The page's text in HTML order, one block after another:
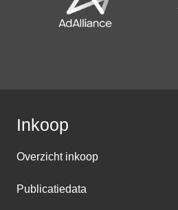
Inkoop
Overzicht inkoop
Publicatiedata